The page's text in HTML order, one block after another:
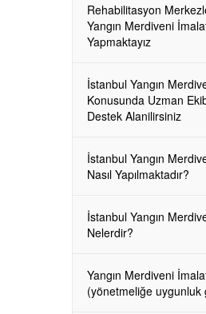
Rehabilitasyon
Yangın Merdiveni
Yapmaktayız
İstanbul Yangın
Konusunda Uzman
Destek Alanilirsiniz
İstanbul Yangın
Nasıl Yapılmaktadır?
İstanbul Yangın
Nelerdir?
Yangın Merdiveni
(yönetmeliğe uygunluk